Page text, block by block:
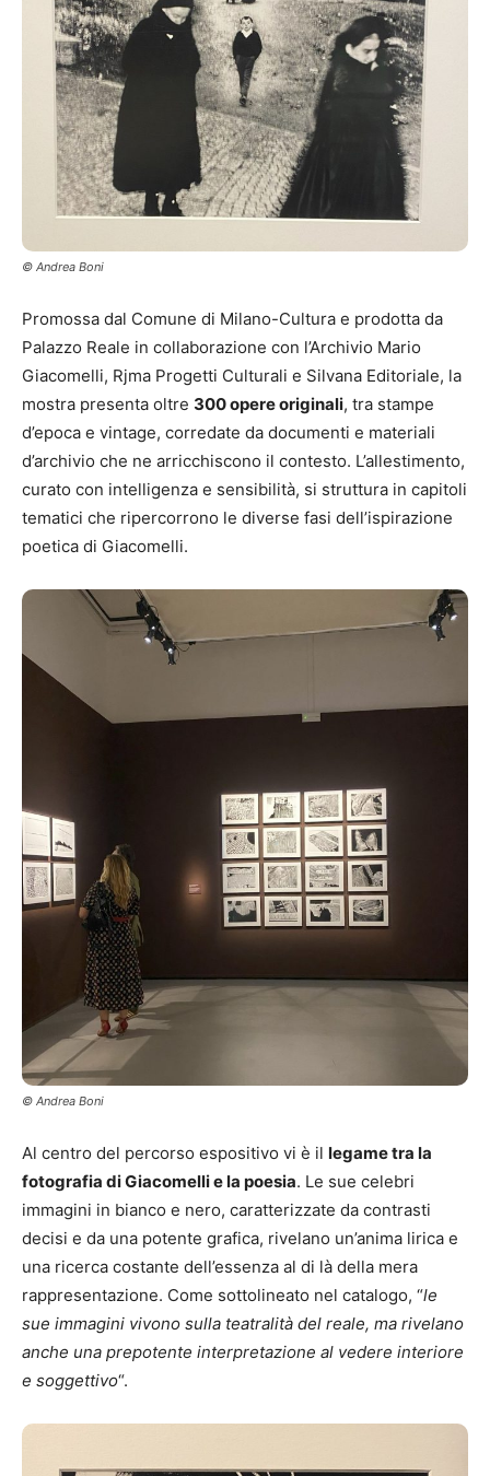
© Andrea Boni
Promossa dal Comune di Milano-Cultura e prodotta da
Palazzo Reale in collaborazione con l’Archivio Mario
Giacomelli, Rjma Progetti Culturali e Silvana Editoriale, la
mostra presenta oltre 300 opere originali, tra stampe
d’epoca e vintage, corredate da documenti e materiali
d’archivio che ne arricchiscono il contesto. L’allestimento,
curato con intelligenza e sensibilità, si struttura in capitoli
tematici che ripercorrono le diverse fasi dell’ispirazione
poetica di Giacomelli.
© Andrea Boni
Al centro del percorso espositivo vi è il legame tra la
fotografia di Giacomelli e la poesia. Le sue celebri
immagini in bianco e nero, caratterizzate da contrasti
decisi e da una potente grafica, rivelano un’anima lirica e
una ricerca costante dell’essenza al di là della mera
rappresentazione. Come sottolineato nel catalogo, “le
sue immagini vivono sulla teatralità del reale, ma rivelano
anche una prepotente interpretazione al vedere interiore
e soggettivo“.